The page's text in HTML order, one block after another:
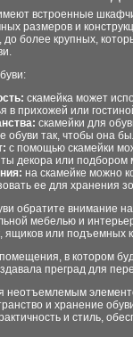
встроенные
размеров и
более крупных,
скамейка может
в прихожей или
скамейки для
обуви так, чтобы она
с помощью скамейки
декора или подбором
на скамейке можно
ее для хранения
обратите внимание
мебелью и
ящиков или подъемных
в котором
преград для
неотъемлемым
и хранение
и стиль,